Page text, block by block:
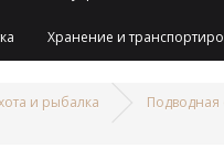
Хранение и
и рыбалка Подводная